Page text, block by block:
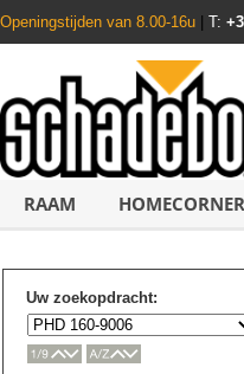
Openingstijden van 8.00-16u T:
RAAM HOMECORNER
Uw zoekopdracht: